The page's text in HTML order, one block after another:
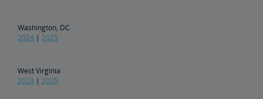
Washington, DC
2024 | 2025
West Virginia
2024 | 2025